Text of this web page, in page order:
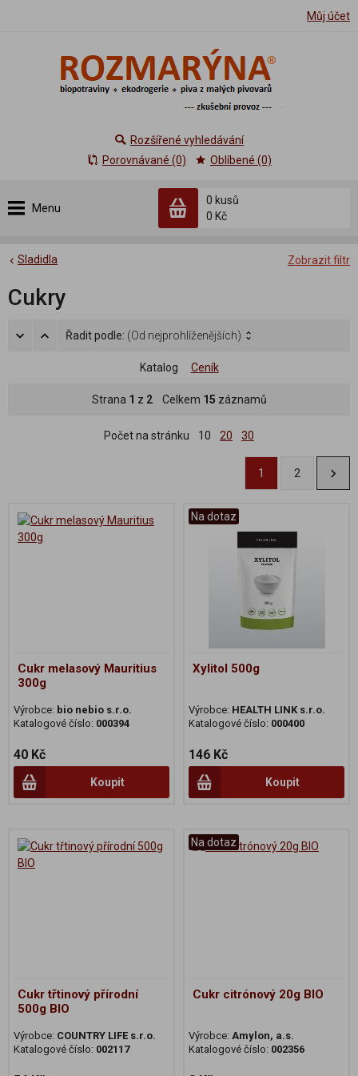
Můj účet
Menu
0 kusů
0 Kč
Rozšířené vyhledávání
Porovnávané (0)
Oblíbené (0)
Zobrazit filtr
Sladidla
Cukry
Řadit podle: (Od nejprohlíženějších)
Katalog Ceník
Strana 1 z 2Celkem 15 záznamů
Počet na stránku 10 20 30
1 2
Cukr melasový Mauritius
300g
Výrobce: bio nebio s.r.o.
Katalogové číslo: 000394
40 Kč
Koupit
Na dotaz
Xylitol 500g
Výrobce: HEALTH LINK s.r.o.
Katalogové číslo: 000400
146 Kč
Koupit
Cukr třtinový přírodní
500g BIO
Výrobce: COUNTRY LIFE s.r.o.
Katalogové číslo: 002117
Na dotaz
Cukr citrónový 20g BIO
Výrobce: Amylon, a.s.
Katalogové číslo: 002356